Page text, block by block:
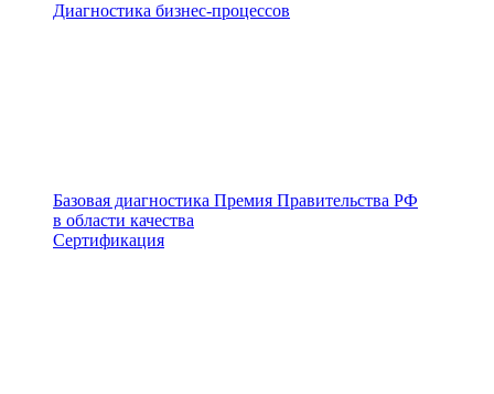
Диагностика бизнес-процессов
Базовая диагностика Премия Правительства РФ
в области качества
Сертификация